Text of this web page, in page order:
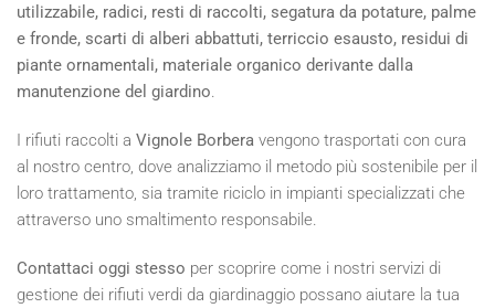
utilizzabile, radici, resti di raccolti, segatura da potature, palme
e fronde, scarti di alberi abbattuti, terriccio esausto, residui di
piante ornamentali, materiale organico derivante dalla
manutenzione del giardino.
I rifiuti raccolti a Vignole Borbera vengono trasportati con cura
al nostro centro, dove analizziamo il metodo più sostenibile per il
loro trattamento, sia tramite riciclo in impianti specializzati che
attraverso uno smaltimento responsabile.
Contattaci oggi stesso per scoprire come i nostri servizi di
gestione dei rifiuti verdi da giardinaggio possano aiutare la tua